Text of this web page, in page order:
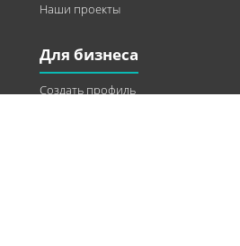
Наши проекты
Для бизнеса
Создать профиль